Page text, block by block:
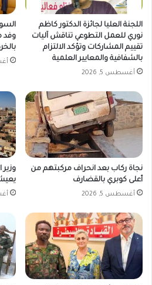
اللجنة العليا لجائزة الدكتور كاظم
نوري للعمل التطوعي تناقش آليات
تقييم المشاركات وتؤكد الالتزام
بالشفافية والمعايير العلمية
أغسطس 5, 2026
وفد
نجاة ركاب بعد انحراف مركبتهم من
أعلى كوبري بالقضارف
أغسطس 5, 2026